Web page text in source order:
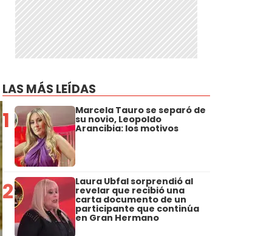
LAS MÁS LEÍDAS
1 Marcela Tauro se separó de
su novio, Leopoldo
Arancibia: los motivos
2 Laura Ubfal sorprendió al
revelar que recibió una
carta documento de un
participante que continúa
en Gran Hermano